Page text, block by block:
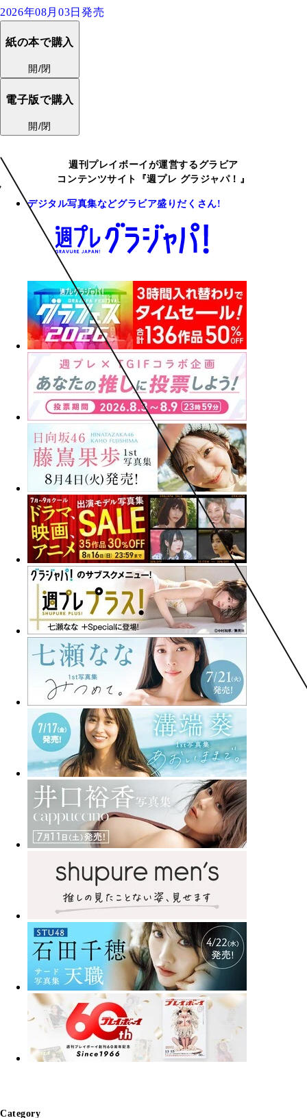
2026年08月03日発売
紙の本で購入
開/閉
電子版で購入
開/閉
週刊プレイボーイが運営するグラビア
コンテンツサイト『週プレ グラジャパ！』
デジタル写真集などグラビア盛りだくさん!
Category